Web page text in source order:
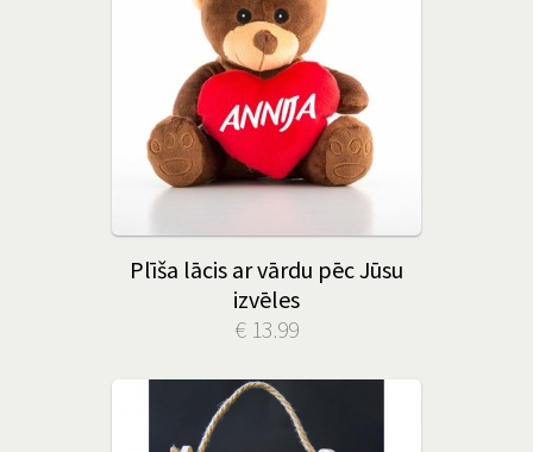
Plīša lācis ar vārdu pēc Jūsu
izvēles
€ 13.99